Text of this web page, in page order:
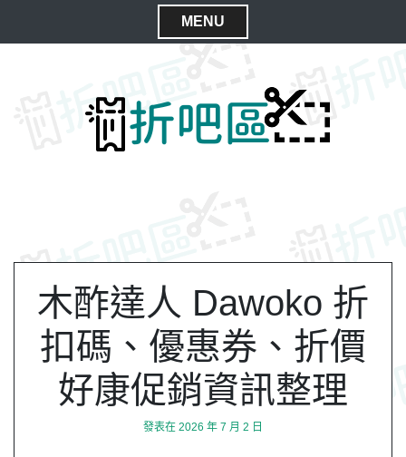
MENU
C
木酢達人 Dawoko 折
扣碼、優惠券、折價
好康促銷資訊整理
發表在 2026 年 7 月 2 日